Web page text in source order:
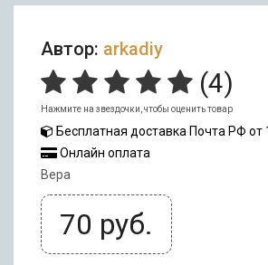
Автор: arkadiy
(4)
Нажмите на звездочки, чтобы оценить товар
Бесплатная доставка Почта РФ от
Онлайн оплата
Вера
70 руб.